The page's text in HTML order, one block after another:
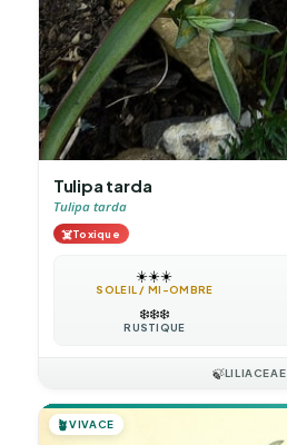
Tulipa tarda
Tulipa tarda
☠️Toxique
☀️☀️☀️
SOLEIL / MI-OMBRE
❄️❄️❄️
RUSTIQUE
🍃LILIACEAE
🪴VIVACE